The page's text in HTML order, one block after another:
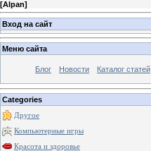
[Alpan]
Вход на сайт
Меню сайта
Блог Новости Каталог статей
Categories
Другое
Компьютерные игры
Красота и здоровье